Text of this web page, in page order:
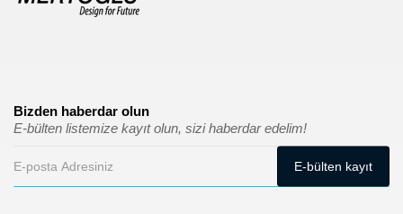
Bizden haberdar olun
E-bülten listemize kayıt olun, sizi haberdar edelim!